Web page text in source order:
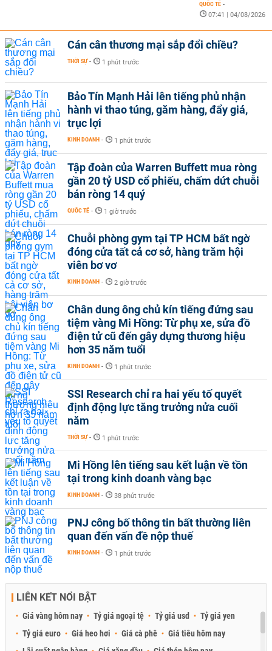
QUỐC TẾ -
07:41 | 04/08/2026
Cán cân thương mại sắp đổi chiều?
THỜI SỰ - 1 phút trước
Bảo Tín Mạnh Hải lên tiếng phủ nhận
hành vi thao túng, găm hàng, đẩy giá,
trục lợi
KINH DOANH - 1 phút trước
Tập đoàn của Warren Buffett mua ròng
gần 20 tỷ USD cổ phiếu, chấm dứt chuỗi
bán ròng 14 quý
QUỐC TẾ - 1 giờ trước
Chuỗi phòng gym tại TP HCM bất ngờ
đóng cửa tất cả cơ sở, hàng trăm hội
viên bơ vơ
KINH DOANH - 2 giờ trước
Chân dung ông chủ kín tiếng đứng sau
tiệm vàng Mi Hồng: Từ phụ xe, sửa đồ
điện tử cũ đến gây dựng thương hiệu
hơn 35 năm tuổi
KINH DOANH - 1 phút trước
SSI Research chỉ ra hai yếu tố quyết
định động lực tăng trưởng nửa cuối
năm
THỜI SỰ - 1 phút trước
Mi Hồng lên tiếng sau kết luận về tồn
tại trong kinh doanh vàng bạc
KINH DOANH - 38 phút trước
PNJ công bố thông tin bất thường liên
quan đến vấn đề nộp thuế
KINH DOANH - 1 phút trước
LIÊN KẾT NỔI BẬT
Giá vàng hôm nay Tỷ giá ngoại tệ Tỷ giá usd
Tỷ giá yen
Tỷ giá euro
Giá heo hơi Giá cà phê
Giá tiêu hôm nay